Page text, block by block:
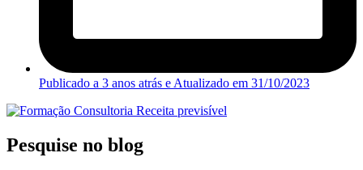
Publicado a 3 anos atrás e Atualizado em 31/10/2023
Pesquise no blog